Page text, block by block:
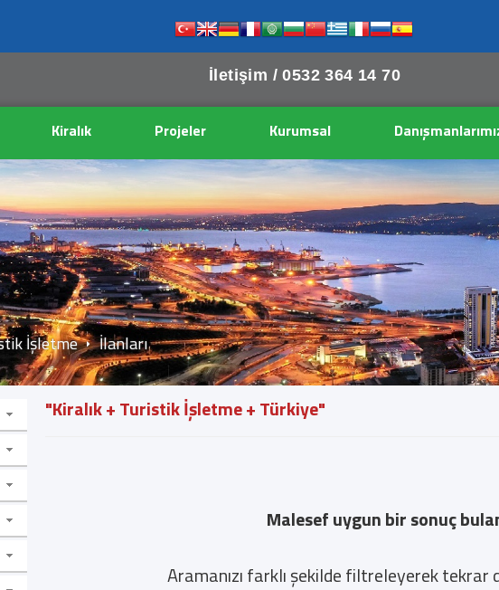
İletişim /0532 364 14 70
Kiralık Projeler Kurumsal
İşletme İlanları
"Kiralık + Turistik İşletme + Türkiye"
Malesef uygun bir sonuç
Aramanızı farklı şekilde filtreleyerek tekrar